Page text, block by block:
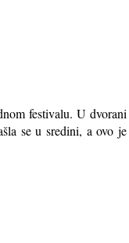
festivalu. U dvorani
se u sredini, a ovo je